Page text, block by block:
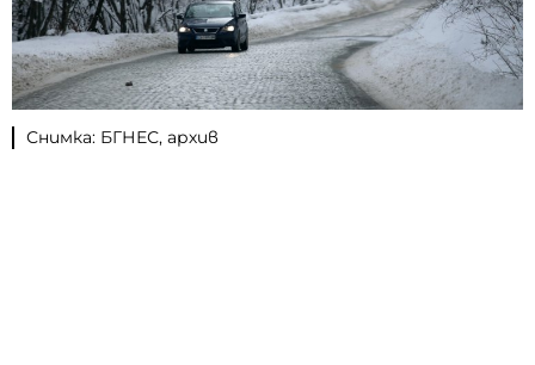
Снимка: БГНЕС, архив